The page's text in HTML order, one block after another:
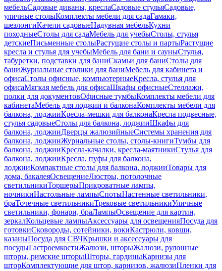
мебельСадовые диваны, креслаСадовые стульяСадовые,
уличные столыКомплекты мебели для садаГамаки,
шезлонгиКачели садовыеНадувная мебельКухни
походныеСтолы для садаМебель для учебыСтолы, стулья
детскиеПисьменные столыРастущие столы и партыРастущие
кресла и стулья для учебыМебель для бани и сауныСтулья,
табуретки, подставки для баниСкамьи для баниСтолы для
баниЖурнальные столики для баниМебель для кабинета и
офисаСтолы офисные, компьютерныеКресла, стулья для
офисаМягкая мебель для офисаШкафы офисныеСтеллажи,
полки для документовОфисные тумбыКомплекты мебели для
кабинетаМебель для лоджии и балконаКомплекты мебели для
балкона, лоджииКресла-мешки для балконаКресла подвесные,
стулья садовыеСтолы для балкона, лоджииШкафы для
балкона, лоджииДверцы жалюзийныеСистемы хранения для
балкона, лоджииЖурнальные столы, столы-книгиТумбы для
балкона, лоджииКресла-качалки, кресла-маятникиСтулья для
балкона, лоджииКресла, пуфы для балкона,
лоджииКомпактные столы для балкона, лоджииТовары для
дома, бакалеяОсвещениеЛюстры, потолочные
светильникиТоршерыПрикроватные лампы,
ночникиНастольные лампыСпотыНастенные светильники,
браТочечные светильникиТрековые светильникиУличные
светильники, фонари, браЛампыОсвещение для картин,
зеркалКольцевые лампыАксессуары для освещенияПосуда для
готовкиСковороды, сотейники, вокиКастрюли, ковши,
казаныПосуда для СВЧКрышки и аксессуары для
посудыГастроемкостиЖалюзи, шторыЖалюзи, рулонные
шторы, римские шторыШторы, гардиныКарнизы для
шторКомплектующие для штор, карнизов, жалюзиПленки для